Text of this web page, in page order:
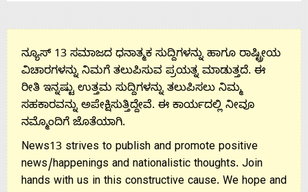
ನ್ಯೂಸ್ 13 ಸಮಾಜದ ಧನಾತ್ಮಕ ಸುದ್ದಿಗಳನ್ನು ಹಾಗೂ ರಾಷ್ಟ್ರೀಯ
ವಿಚಾರಗಳನ್ನು ನಿಮಗೆ ತಲುಪಿಸುವ ಪ್ರಯತ್ನ ಮಾಡುತ್ತದೆ. ಈ
ರೀತಿ ಇನ್ನಷ್ಟು ಉತ್ತಮ ಸುದ್ದಿಗಳನ್ನು ತಲುಪಿಸಲು ನಿಮ್ಮ
ಸಹಕಾರವನ್ನು ಅಪೇಕ್ಷಿಸುತ್ತಿದ್ದೇವೆ. ಈ ಕಾರ್ಯದಲ್ಲಿ ನೀವೂ
ನಮ್ಮೊಂದಿಗೆ ಜೊತೆಯಾಗಿ.
News13 strives to publish and promote positive
news/happenings and nationalistic thoughts. Join
hands with us in this constructive cause. We hope and